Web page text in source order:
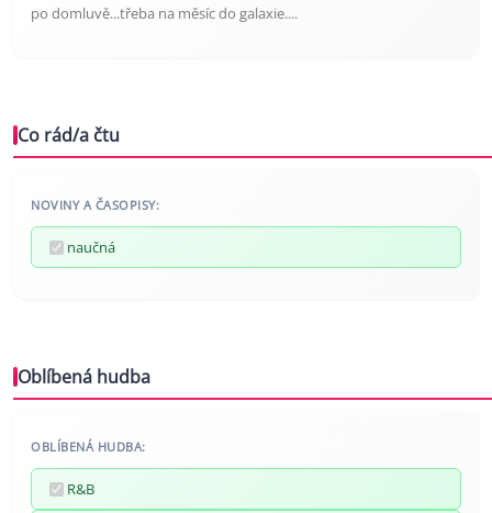
po domluvě...třeba na měsíc do galaxie....
Co rád/a čtu
NOVINY A ČASOPISY:
naučná
Oblíbená hudba
OBLÍBENÁ HUDBA:
R&B